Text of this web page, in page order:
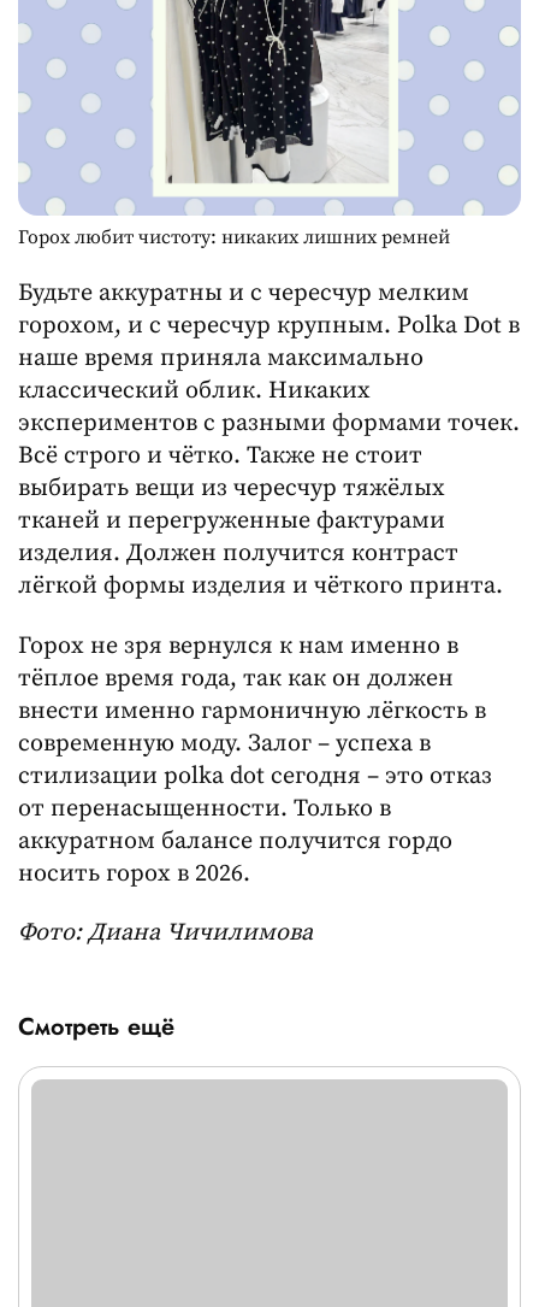
Горох любит чистоту: никаких лишних ремней
Будьте аккуратны и с чересчур мелким
горохом, и с чересчур крупным. Polka Dot в
наше время приняла максимально
классический облик. Никаких
экспериментов с разными формами точек.
Всё строго и чётко. Также не стоит
выбирать вещи из чересчур тяжёлых
тканей и перегруженные фактурами
изделия. Должен получится контраст
лёгкой формы изделия и чёткого принта.
Горох не зря вернулся к нам именно в
тёплое время года, так как он должен
внести именно гармоничную лёгкость в
современную моду. Залог – успеха в
стилизации polka dot сегодня – это отказ
от перенасыщенности. Только в
аккуратном балансе получится гордо
носить горох в 2026.
Фото: Диана Чичилимова
Смотреть ещё